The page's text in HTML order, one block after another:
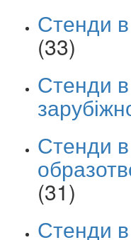
Стенди в
(33)
Стенди в
Стенди в
(31)
Стенди в